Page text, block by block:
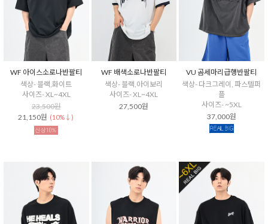
WF 아이스소로나반팔티
색상- 블랙,화이트
사이즈- XL~4XL
23,500원
21,150원 (10%↓)
WF 배색소로나반팔티
색상- 블랙,아이보리
사이즈- XL~4XL
27,500원
VU 곰세마리급행반팔티
색상- 다크그레이, 파스텔퍼
플
사이즈- ~5XL
37,000원